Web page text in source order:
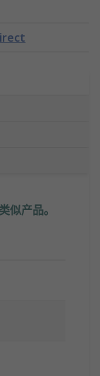
似产品。